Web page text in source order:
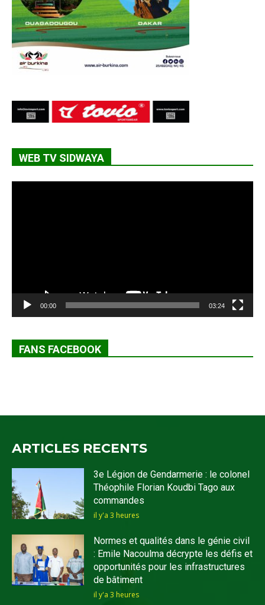
WEB TV SIDWAYA
00:00 03:24
FANS FACEBOOK
ARTICLES RECENTS
3e Légion de Gendarmerie : le colonel
Théophile Florian Koudbi Tago aux
commandes
il y'a 3 heures
Normes et qualités dans le génie civil
: Emile Nacoulma décrypte les défis et
opportunités pour les infrastructures
de bâtiment
il y'a 3 heures